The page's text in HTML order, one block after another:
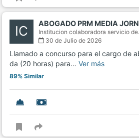
IC ABOGADO PRM MEDIA
Institucion colaboradora servicio
30 de Julio de 2026
Llamado a concurso para el cargo de
da (20 horas) para… Ver más
89% Similar